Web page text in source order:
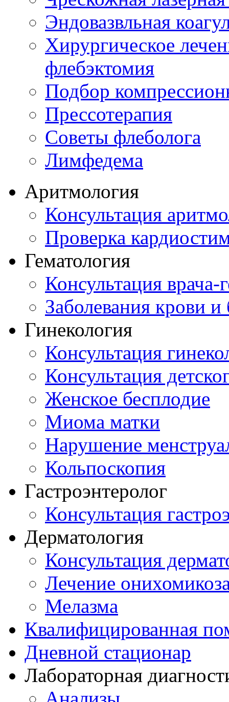
Эндовазвльная
Хирургическое
флебэктомия
Подбор
Прессотерапия
Советы флеболога
Лимфедема
Аритмология
Консультация
Проверка
Гематология
Консультация врача-
Заболевания крови и
Гинекология
Консультация
Консультация
Женское бесплодие
Миома матки
Нарушение
Кольпоскопия
Гастроэнтеролог
Консультация
Дерматология
Консультация
Лечение
Мелазма
Квалифицированная
Дневной стационар
Лабораторная